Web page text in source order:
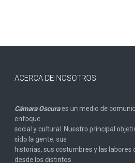
ACERCA DE NOSOTROS
Cámara Oscuraes un medio de
enfoque
social y cultural. Nuestro principal
sido la gente, sus
historias, sus costumbres y las labores
desde los distintos